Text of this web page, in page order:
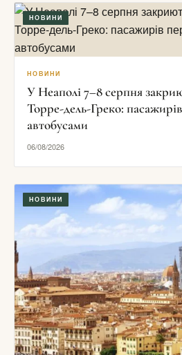
НОВИНИ
НОВИНИ
У Неаполі 7–8 серпня
Торре-дель-Греко:
автобусами
06/08/2026
НОВИНИ